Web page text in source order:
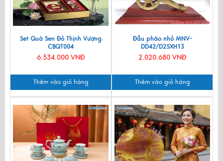
Set Quà Sen Đỏ Thịnh Vượng
CBQT004
6.534.000 VNĐ
Thêm vào giỏ hàng
Đầu pháo nhỏ MNV-
DD42/D25XH13
2.020.680 VNĐ
Thêm vào giỏ hàng